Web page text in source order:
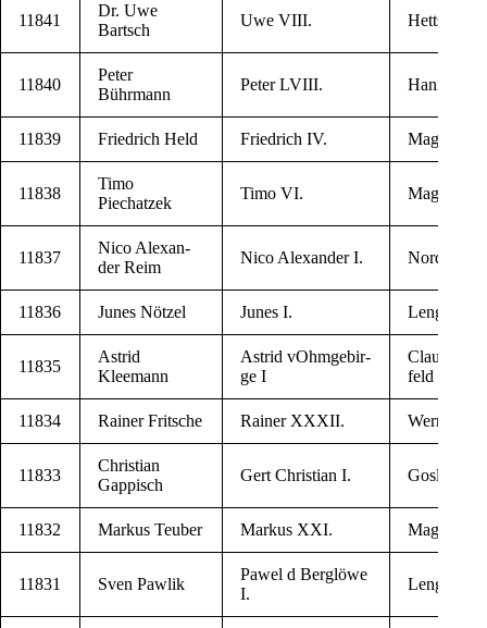
11841
Dr. Uwe
Bartsch
Uwe VIII. Hett­stedt
11840
Peter
Bührmann
Peter LVIII. Han­no­ver
11839 Frie­d­rich Held Frie­d­rich IV. Mag­de­burg
11838
Timo
Piechatzek
Timo VI. Mag­de­burg
11837
Nico Alexan­
der Reim
Nico Alexan­der I.
11836 Junes Nötzel Junes I. Len­ge­de
11835
Astrid
Kleemann
Astrid vOhm­ge­bir­
ge I
Claust­hal-
feld
11834 Rai­ner Fritsche Rai­ner XXXII.
11833
Chris­ti­an
Gappisch
Gert Chris­ti­an I. Gos­lar
11832 Mar­kus Teuber Mar­kus XXI. Mag­de­burg
11831 Sven Pawlik
Pawel d Berglöwe
I.
Len­ge­de